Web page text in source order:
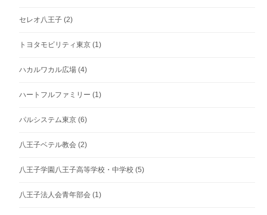
セレオ八王子 (2)
トヨタモビリティ東京 (1)
ハカルワカル広場 (4)
ハートフルファミリー (1)
パルシステム東京 (6)
八王子ベテル教会 (2)
八王子学園八王子高等学校・中学校 (5)
八王子法人会青年部会 (1)